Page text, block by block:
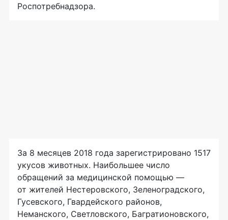
Роспотребнадзора.
За 8 месяцев 2018 года зарегистрировано 1517
укусов животных. Наибольшее число
обращений за медицинской помощью —
от жителей Нестеровского, Зеленоградского,
Гусевского, Гвардейского районов,
Неманского, Светловского, Багратионовского,